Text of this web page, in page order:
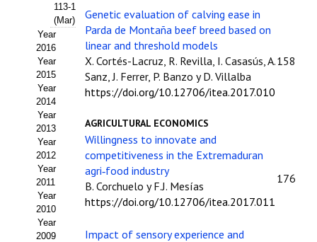
Premio Prensa Agraria
Buscador de Artículos
JORNADAS AIDA
Presentación Jornadas
Comunicaciones
Jornadas PAM 2026
Premio Jóvenes Investigadores
Buscador de Comunicaciones
113-1
(Mar)
Year
2016
Year
2015
Year
2014
Year
2013
Year
2012
Year
2011
Year
2010
Year
2009
Genetic evaluation of calving ease in
Parda de Montaña beef breed based on
linear and threshold models
X. Cortés-Lacruz, R. Revilla, I. Casasús, A.
Sanz, J. Ferrer, P. Banzo y D. Villalba
https://doi.org/10.12706/itea.2017.010
158
AGRICULTURAL ECONOMICS
Willingness to innovate and
competitiveness in the Extremaduran
agri‑food industry
B. Corchuelo y F.J. Mesías
https://doi.org/10.12706/itea.2017.011
176
Impact of sensory experience and